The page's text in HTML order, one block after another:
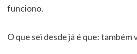
funciono.
O que sei desde já é que: também